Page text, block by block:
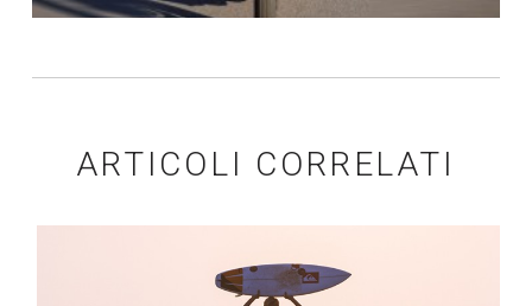
ARTICOLI CORRELATI